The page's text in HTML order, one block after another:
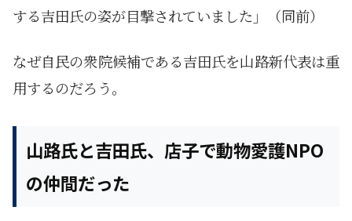
する吉田氏の姿が目撃されていました」（同前）
なぜ自民の衆院候補である吉田氏を山路新代表は重
用するのだろう。
山路氏と吉田氏、店子で動物愛護NPO
の仲間だった